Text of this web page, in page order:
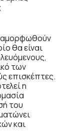
θα είναι
των
επισκέπτες.
η
του
και